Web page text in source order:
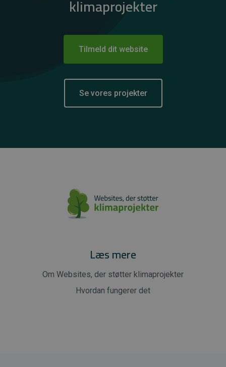
klimaprojekter
Tilmeld dit website
Se vores projekter
Læs mere
Om Websites, der støtter klimaprojekter
Hvordan fungerer det